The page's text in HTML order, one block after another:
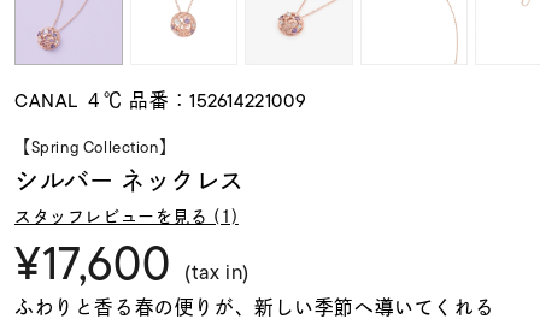
モチーフ
ファッションテイス
ト
着用シーン
CANAL ４℃ 品番：152614221009
【Spring Collection】
シルバー ネックレス
スタッフレビューを見る (1)
¥17,600 (tax in)
ふわりと香る春の便りが、新しい季節へ導いてくれる